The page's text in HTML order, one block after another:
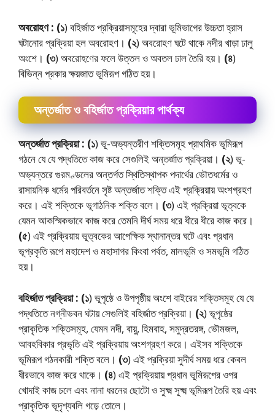
অবরোহণ : (১) বহির্জাত প্রক্রিয়াসমূহের দ্বারা ভূমিভাগের উচ্চতা হ্রাস
ঘটানাের প্রক্রিয়া হল অবরােহণ। (২) অবরােহণ ঘটে থাকে নদীর খাড়া ঢালু
অংশে। (৩) অবরােহণের ফলে উত্তল ও অবতল ঢাল তৈরি হয়। (৪)
বিভিন্ন প্রকার ক্ষয়জাত ভূমিরূপ গঠিত হয়।
অন্তর্জাত ও বহির্জাত প্রক্রিয়ার পার্থক্য
অন্তর্জাত প্রক্রিয়া : (১) ভূ-অভ্যন্তরীণ শক্তিসমূহ প্রাথমিক ভূমিরূপ
গঠনে যে যে পদ্ধতিতে কাজ করে সেগুলিই অন্তর্জাত প্রক্রিয়া। (২) ভূ-
অভ্যন্তরে গুরমণ্ডলের অন্তর্গত স্থিতিস্থাপক পদার্থের ভৌতধর্মের ও
রাসায়নিক ধর্মের পরিবর্তনে সৃষ্ট অন্তর্জাত শক্তি এই প্রক্রিয়ায় অংশগ্রহণ
করে। এই শক্তিকে ভূগাঠনিক শক্তি বলে। (৩) এই প্রক্রিয়া ভূত্বকে
যেমন আকস্মিকভাবে কাজ করে তেমনি দীর্ঘ সময় ধরে ধীরে ধীরে কাজ করে।
(৫) এই প্রক্রিয়ায় ভূত্বকের আপেক্ষিক স্থানান্তর ঘটে এবং প্রধান
ভূপ্রকৃতি রূপে মহাদেশ ও মহাসাগর কিংবা পর্বত, মালভূমি ও সমভূমি গঠিত
হয়।
বহির্জাত প্রক্রিয়া : (১) ভূপৃষ্ঠে ও উপপৃষ্ঠীয় অংশে বাইরের শক্তিসমূহ যে যে
পদ্ধতিতে নগ্নীভবন ঘটায় সেগুলিই বহির্জাত প্রক্রিয়া। (২) ভূপৃষ্ঠের
প্রাকৃতিক শক্তিসমূহ, যেমন নদী, বায়ু, হিমবাহ, সমুদ্রতরঙ্গ, ভৌমজল,
আবহবিকার প্রভৃতি এই প্রক্রিয়ায় অংশগ্রহণ করে। এইসব শক্তিকে
ভূমিরূপ গঠনকারী শক্তি বলে। (৩) এই প্রক্রিয়া সুদীর্ঘ সময় ধরে কেবল
ধীরভাবে কাজ করে থাকে। (৪) এই প্রক্রিয়ায় প্রধান ভূমিরূপের ওপর
খােদাই কাজ চলে এবং নানা ধরনের ছােটো ও সুক্ষ্ম সূক্ষ্ম ভূমিরূপ তৈরি হয় এবং
প্রাকৃতিক ভূদৃশ্যবলি গড়ে তােলে।